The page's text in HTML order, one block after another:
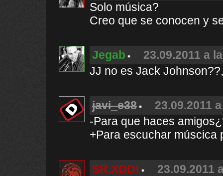
Solo música?
Creo que se conocen y
Jegab
23.09.2011 a
JJ no es Jack
javi_e38
23.09.2011
-Para que haces
+Para escuchar múscica
SR.XDD!
23.09.2011